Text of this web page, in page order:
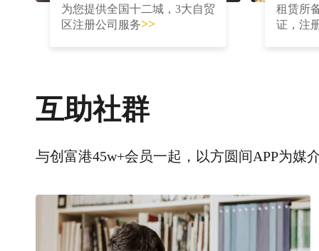
为您提供全国十二城，3大自贸
区注册公司服务>>
租赁所
证，注
互助社群
与创富港45w+会员一起，以方圆间APP为媒